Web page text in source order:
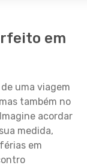
em
uma viagem
também no
acordar
medida,
em